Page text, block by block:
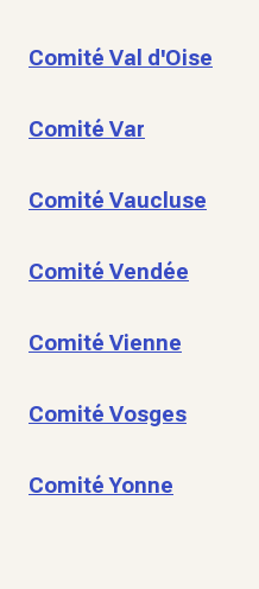
Comité Val d'Oise
Comité Var
Comité Vaucluse
Comité Vendée
Comité Vienne
Comité Vosges
Comité Yonne